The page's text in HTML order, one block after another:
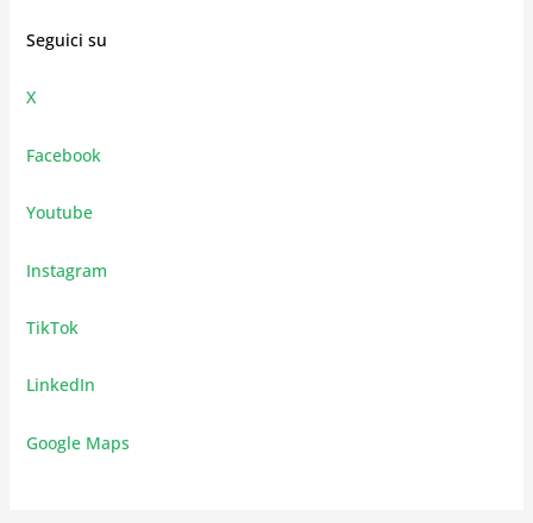
Seguici su
X
Facebook
Youtube
Instagram
TikTok
LinkedIn
Google Maps